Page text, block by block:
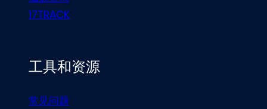
17TRACK
工具和资源
常见问题